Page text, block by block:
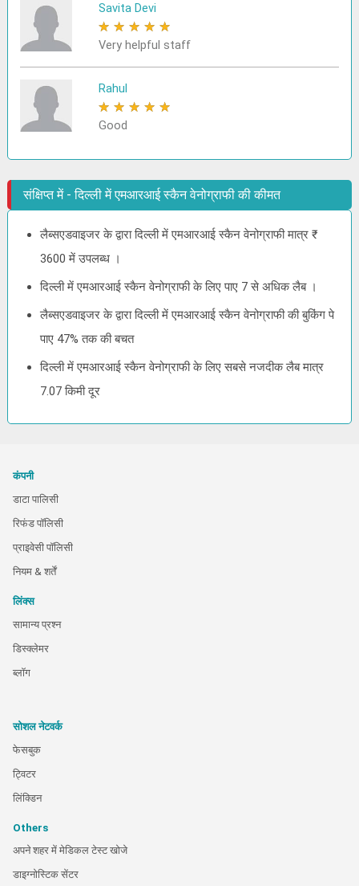
Savita Devi
★ ★ ★ ★ ★
Very helpful staff
Rahul
★ ★ ★ ★ ★
Good
संक्षिप्त में - दिल्ली में एमआरआई स्कैन वेनोग्राफी की कीमत
लैब्सएडवाइजर के द्वारा दिल्ली में एमआरआई स्कैन वेनोग्राफी मात्र ₹
3600 में उपलब्ध ।
दिल्ली में एमआरआई स्कैन वेनोग्राफी के लिए पाए 7 से अधिक लैब ।
लैब्सएडवाइजर के द्वारा दिल्ली में एमआरआई स्कैन वेनोग्राफी की बुकिंग पे
पाए 47% तक की बचत
दिल्ली में एमआरआई स्कैन वेनोग्राफी के लिए सबसे नजदीक लैब मात्र
7.07 किमी दूर
कंपनी
डाटा पालिसी
रिफंड पॉलिसी
प्राइवेसी पॉलिसी
नियम & शर्तें
लिंक्स
सामान्य प्रश्न
डिस्क्लेमर
ब्लॉग
सोशल नेटवर्क
फेसबुक
ट्विटर
लिंक्डिन
Others
अपने शहर में मेडिकल टेस्ट खोजे
डाइग्नोस्टिक सेंटर